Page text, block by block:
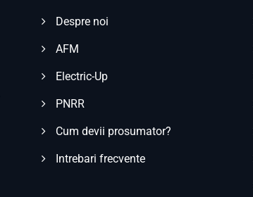
Despre noi
AFM
Electric-Up
PNRR
Cum devii prosumator?
Intrebari frecvente